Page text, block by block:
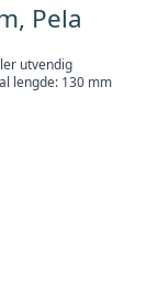
Pela
utvendig
lengde: 130 mm